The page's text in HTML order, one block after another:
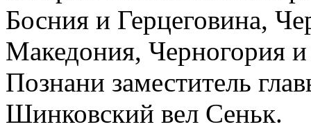
Босния и Герцеговина,
Македония, Черногория
Познани заместитель
Шинковский вел Сеньк.